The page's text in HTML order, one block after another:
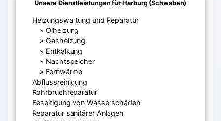
Unsere Dienstleistungen für Harburg (Schwaben)
Heizungswartung und Reparatur
Ölheizung
Gasheizung
Entkalkung
Nachtspeicher
Fernwärme
Abflussreinigung
Rohrbruchreparatur
Beseitigung von Wasserschäden
Reparatur sanitärer Anlagen